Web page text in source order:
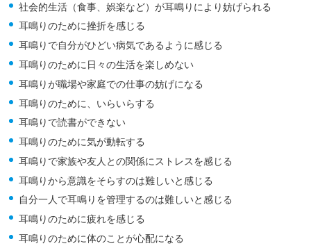
社会的生活（食事、娯楽など）が耳鳴りにより妨げられる
耳鳴りのために挫折を感じる
耳鳴りで自分がひどい病気であるように感じる
耳鳴りのために日々の生活を楽しめない
耳鳴りが職場や家庭での仕事の妨げになる
耳鳴りのために、いらいらする
耳鳴りで読書ができない
耳鳴りのために気が動転する
耳鳴りで家族や友人との関係にストレスを感じる
耳鳴りから意識をそらすのは難しいと感じる
自分一人で耳鳴りを管理するのは難しいと感じる
耳鳴りのために疲れを感じる
耳鳴りのために体のことが心配になる